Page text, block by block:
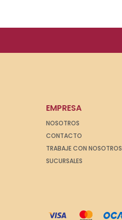
EMPRESA
NOSOTROS
CONTACTO
TRABAJE CON NOSOTROS
SUCURSALES